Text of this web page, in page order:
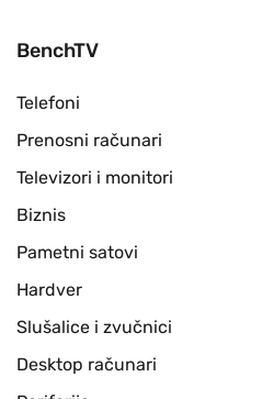
BenchTV
Telefoni
Prenosni računari
Televizori i monitori
Biznis
Pametni satovi
Hardver
Slušalice i zvučnici
Desktop računari